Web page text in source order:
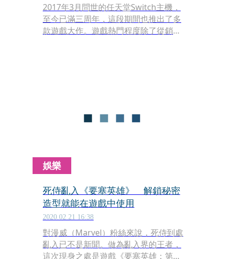
2017年3月問世的任天堂Switch主機，
至今已滿三周年，這段期間也推出了多
款遊戲大作。遊戲熱門程度除了從銷售
娛樂
死侍亂入《要塞英雄》 解鎖秘密
造型就能在遊戲中使用
2020.02.21 16:38
對漫威（Marvel）粉絲來說，死侍到處
亂入已不是新聞。做為亂入界的王者，
這次現身之處是遊戲《要塞英雄：第二